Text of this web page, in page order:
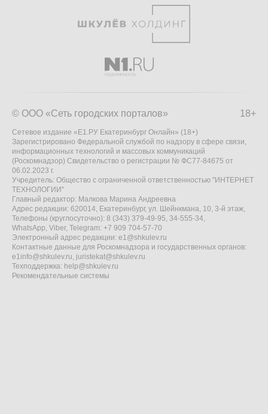
18+
© ООО «Сеть городских порталов»
Сетевое издание «Е1.РУ Екатеринбург Онлайн» (18+)
Зарегистрировано Федеральной службой по надзору в сфере связи,
информационных технологий и массовых коммуникаций
(Роскомнадзор) Свидетельство о регистрации № ФС77-84675 от
06.02.2023 г.
Учредитель: Общество с ограниченной ответственностью "ИНТЕРНЕТ
ТЕХНОЛОГИИ"
Главный редактор: Малкова Марина Андреевна
Адрес редакции: 620014, Екатеринбург, ул. Шейнкмана, 10, 3-й этаж,
Телефоны (круглосуточно): 8 (343) 379-49-95, 34-555-34,
WhatsApp, Viber, Telegram: +7 909 704-57-70
Электронный адрес редакции: e1@shkulev.ru
Контактные данные для Роскомнадзора и государственных органов:
e1info@shkulev.ru, juristekat@shkulev.ru
Техподдержка: help@shkulev.ru
Рекомендательные системы